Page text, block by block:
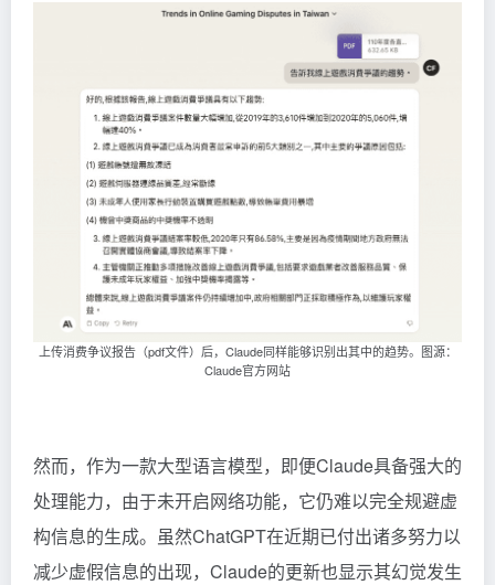
上传消费争议报告（pdf文件）后，Claude同样能够识别出其中的趋势。图源：
Claude官方网站
然而，作为一款大型语言模型，即便Claude具备强大的
处理能力，由于未开启网络功能，它仍难以完全规避虚
构信息的生成。虽然ChatGPT在近期已付出诸多努力以
减少虚假信息的出现，Claude的更新也显示其幻觉发生